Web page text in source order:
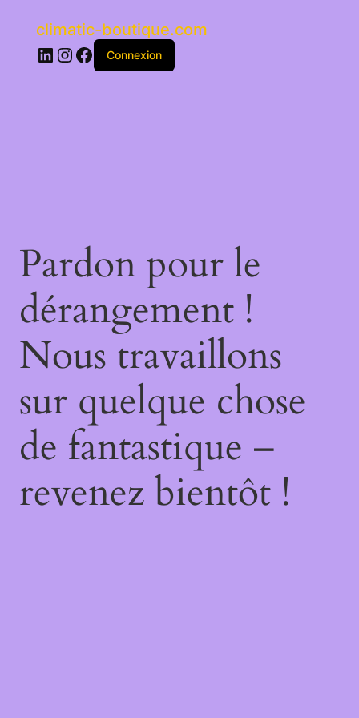
climatic-boutique.com
LinkedIn
Instagram
Facebook
Connexion
Pardon pour le
dérangement !
Nous travaillons
sur quelque chose
de fantastique –
revenez bientôt !